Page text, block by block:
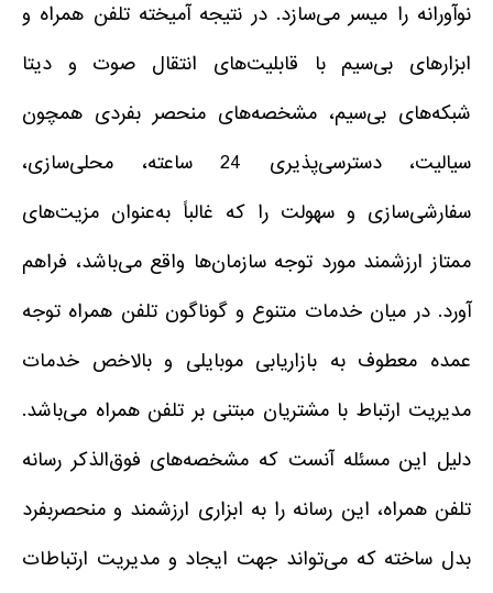
نوآورانه را میسر می‌سازد. در نتیجه آمیخته تلفن همراه و
ابزارهای بی‌سیم با قابلیت‌های انتقال صوت و دیتا
شبکه‌های بی‌سیم، مشخصه‌های منحصر بفردی همچون
سیالیت، دسترسی‌پذیری 24 ساعته، محلی‌سازی،
سفارشی‌سازی و سهولت را که غالباً به‌عنوان مزیت‌های
ممتاز ارزشمند مورد توجه سازمان‌ها واقع می‌باشد، فراهم
آورد. در میان خدمات متنوع و گوناگون تلفن همراه توجه
عمده معطوف به بازاریابی موبایلی و بالاخص خدمات
مدیریت ارتباط با مشتریان مبتنی بر تلفن همراه می‌باشد.
دلیل این مسئله آنست که مشخصه‌های فوق‌الذکر رسانه
تلفن همراه، این رسانه را به ابزاری ارزشمند و منحصربفرد
بدل ساخته که می‌تواند جهت ایجاد و مدیریت ارتباطات